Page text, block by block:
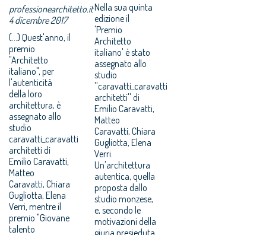
professionearchitetto.it
4 dicembre 2017
(...) Quest'anno, il
premio
"Architetto
italiano", per
l'autenticità
della loro
architettura, è
assegnato allo
studio
caravatti_caravatti
architetti di
Emilio Caravatti,
Matteo
Caravatti, Chiara
Gugliotta, Elena
Verri, mentre il
premio "Giovane
talento
Nella sua quinta
edizione il
'Premio
Architetto
italiano' è stato
assegnato allo
studio
''caravatti_caravatti
architetti'' di
Emilio Caravatti,
Matteo
Caravatti, Chiara
Gugliotta, Elena
Verri.
Un'architettura
autentica, quella
proposta dallo
studio monzese,
e, secondo le
motivazioni della
giuria presieduta